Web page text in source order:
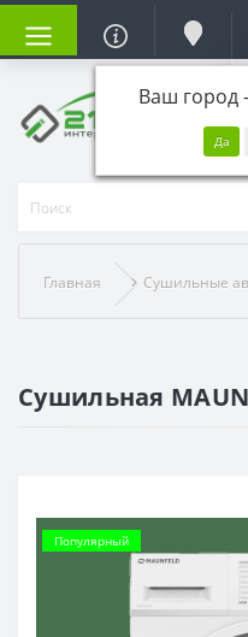
Ваш
Главная Сушильные
Сушильная
Популярный